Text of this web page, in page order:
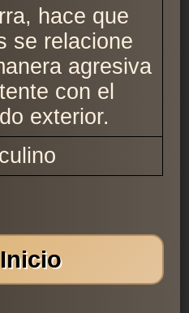
hace que
se relacione
agresiva
con el
exterior.